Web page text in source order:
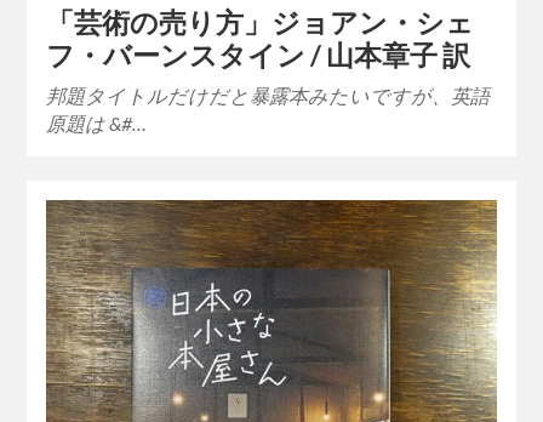
「芸術の売り方」ジョアン・シェ
フ・バーンスタイン / 山本章子 訳
邦題タイトルだけだと暴露本みたいですが、英語
原題は &#…